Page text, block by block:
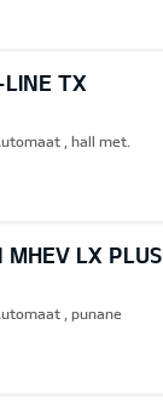
LINE TX
, hall met.
MHEV LX PLUS
, punane